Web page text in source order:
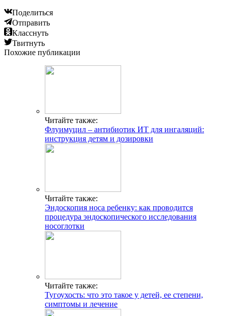
Поделиться
Отправить
Класснуть
Твитнуть
Похожие публикации
Читайте также:
Флуимуцил – антибиотик ИТ для ингаляций:
инструкция детям и дозировки
Читайте также:
Эндоскопия носа ребенку: как проводится
процедура эндоскопического исследования
носоглотки
Читайте также:
Тугоухость: что это такое у детей, ее степени,
симптомы и лечение